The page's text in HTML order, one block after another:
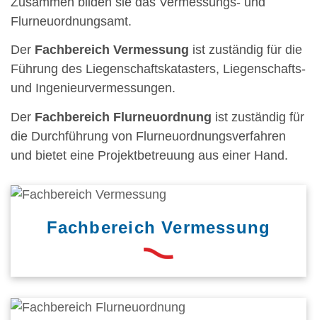
Flurneuordnungsamt.
Der Fachbereich Vermessung ist zuständig für die
Führung des Liegenschaftskatasters, Liegenschafts-
und Ingenieurvermessungen.
Der Fachbereich Flurneuordnung ist zuständig für
die Durchführung von Flurneuordnungsverfahren
und bietet eine Projektbetreuung aus einer Hand.
Fachbereich Vermessung